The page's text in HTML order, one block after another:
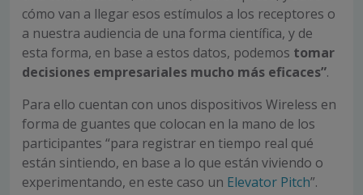
cómo van a llegar esos estímulos a los receptores o
a nuestra audiencia de una forma científica, y de
esta forma, en base a estos datos, podemos tomar
decisiones empresariales mucho más eficaces”.
Para ello cuentan con unos dispositivos Wireless en
forma de guantes que colocan en la mano de los
participantes “para registrar en tiempo real qué
están sintiendo, en base a lo que están viviendo o
experimentando, en este caso un Elevator Pitch”.